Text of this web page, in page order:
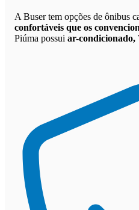
A Buser tem opções de ônibus
confortáveis que os
Piúma possui ar-condicionado,